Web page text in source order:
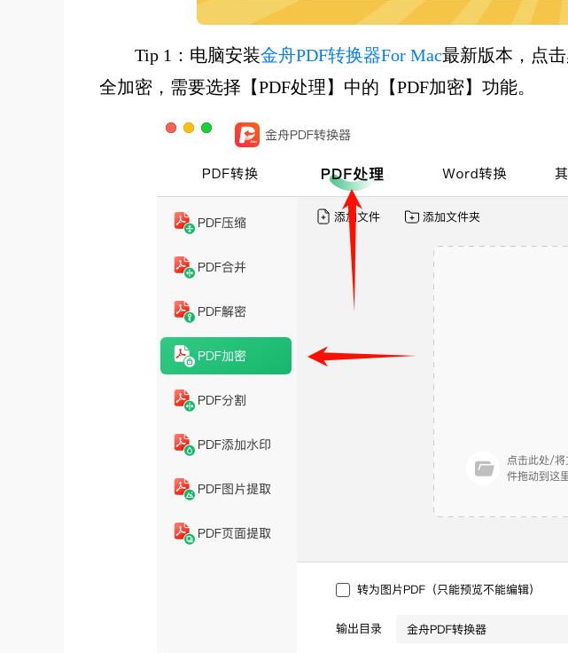
Tip 1：电脑安装金舟PDF转换器For Mac最新版本，点
全加密，需要选择【PDF处理】中的【PDF加密】功能。